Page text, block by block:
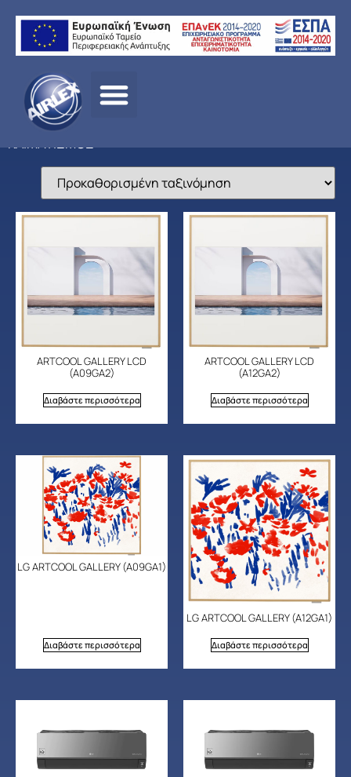
Αρχική
σελίδα/ΠΡΟΪΟΝΤΑ
ΚΛΙΜΑΤΙΣΜΟΣ
ARTCOOL GALLERY LCD
(A09GA2)
Διαβάστε περισσότερα
ARTCOOL GALLERY LCD
(A12GA2)
Διαβάστε περισσότερα
LG ARTCOOL GALLERY (A09GA1)
Διαβάστε περισσότερα
LG ARTCOOL GALLERY (A12GA1)
Διαβάστε περισσότερα